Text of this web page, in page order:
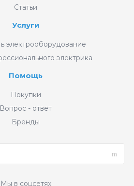
Статьи
Услуги
электрооборудование
электрика
Помощь
Покупки
Вопрос - ответ
Бренды
Мы в соцсетях